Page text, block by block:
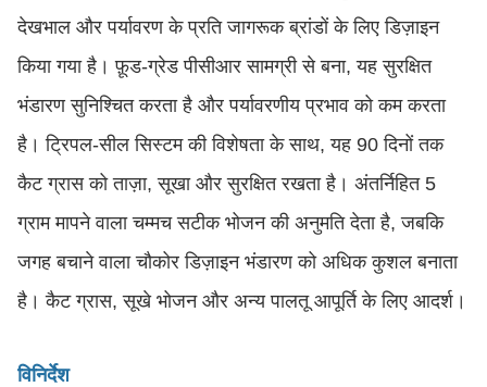
देखभाल और पर्यावरण के प्रति जागरूक ब्रांडों के लिए डिज़ाइन
किया गया है। फ़ूड-ग्रेड पीसीआर सामग्री से बना, यह सुरक्षित
भंडारण सुनिश्चित करता है और पर्यावरणीय प्रभाव को कम करता
है। ट्रिपल-सील सिस्टम की विशेषता के साथ, यह 90 दिनों तक
कैट ग्रास को ताज़ा, सूखा और सुरक्षित रखता है। अंतर्निहित 5
ग्राम मापने वाला चम्मच सटीक भोजन की अनुमति देता है, जबकि
जगह बचाने वाला चौकोर डिज़ाइन भंडारण को अधिक कुशल बनाता
है। कैट ग्रास, सूखे भोजन और अन्य पालतू आपूर्ति के लिए आदर्श।
विनिर्देश